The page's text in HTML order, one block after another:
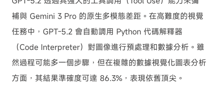
補與 Gemini 3 Pro 的原生多模態差距。在高難度的視覺
任務中，GPT-5.2 會自動調用 Python 代碼解釋器
（Code Interpreter）對圖像進行預處理和數據分析。雖
然過程可能多一個步驟，但在複雜的數據視覺化圖表分析
方面，其結果準確度可達 86.3%，表現依舊頂尖。